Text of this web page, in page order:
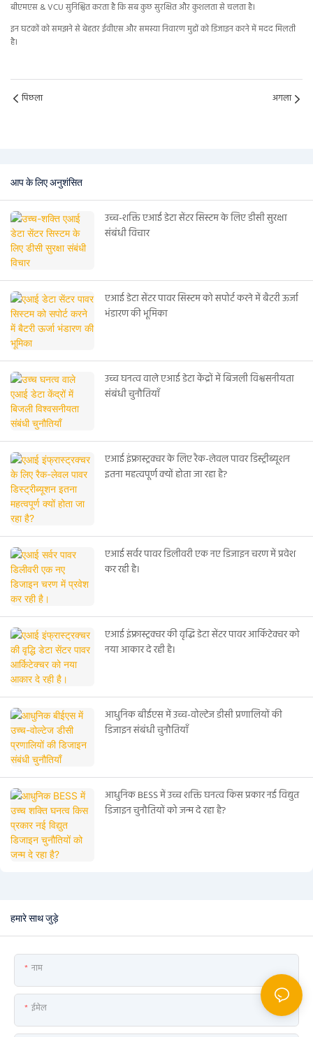
बीएमएस & VCU सुनिश्चित करता है कि सब कुछ सुरक्षित और कुशलता से चलता है।
इन घटकों को समझने से बेहतर ईवीएस और समस्या निवारण मुद्दों को डिजाइन करने में मदद मिलती
है।
पिछला अगला
आप के लिए अनुशंसित
उच्च-शक्ति एआई डेटा सेंटर सिस्टम के लिए डीसी सुरक्षा
संबंधी विचार
एआई डेटा सेंटर पावर सिस्टम को सपोर्ट करने में बैटरी ऊर्जा
भंडारण की भूमिका
उच्च घनत्व वाले एआई डेटा केंद्रों में बिजली विश्वसनीयता
संबंधी चुनौतियाँ
एआई इंफ्रास्ट्रक्चर के लिए रैक-लेवल पावर डिस्ट्रीब्यूशन
इतना महत्वपूर्ण क्यों होता जा रहा है?
एआई सर्वर पावर डिलीवरी एक नए डिजाइन चरण में प्रवेश
कर रही है।
एआई इंफ्रास्ट्रक्चर की वृद्धि डेटा सेंटर पावर आर्किटेक्चर को
नया आकार दे रही है।
आधुनिक बीईएस में उच्च-वोल्टेज डीसी प्रणालियों की
डिजाइन संबंधी चुनौतियाँ
आधुनिक BESS में उच्च शक्ति घनत्व किस प्रकार नई विद्युत
डिजाइन चुनौतियों को जन्म दे रहा है?
हमारे साथ जुड़े
नाम
ईमेल